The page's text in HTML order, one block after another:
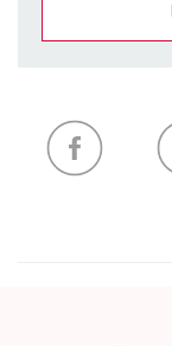
Mijn lijst